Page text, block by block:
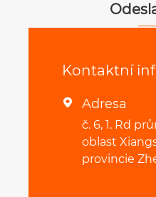
Kontaktní
 Adresa
č. 6, 1. Rd
oblast
provincie